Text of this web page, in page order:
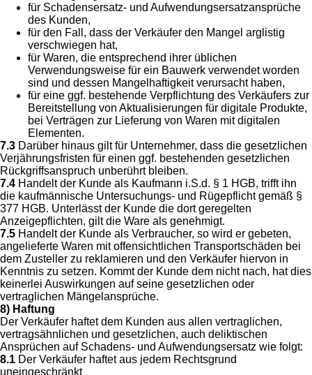
für Schadensersatz- und Aufwendungsersatzansprüche
des Kunden,
für den Fall, dass der Verkäufer den Mangel arglistig
verschwiegen hat,
für Waren, die entsprechend ihrer üblichen
Verwendungsweise für ein Bauwerk verwendet worden
sind und dessen Mangelhaftigkeit verursacht haben,
für eine ggf. bestehende Verpflichtung des Verkäufers zur
Bereitstellung von Aktualisierungen für digitale Produkte,
bei Verträgen zur Lieferung von Waren mit digitalen
Elementen.
7.3 Darüber hinaus gilt für Unternehmer, dass die gesetzlichen
Verjährungsfristen für einen ggf. bestehenden gesetzlichen
Rückgriffsanspruch unberührt bleiben.
7.4 Handelt der Kunde als Kaufmann i.S.d. § 1 HGB, trifft ihn
die kaufmännische Untersuchungs- und Rügepflicht gemäß §
377 HGB. Unterlässt der Kunde die dort geregelten
Anzeigepflichten, gilt die Ware als genehmigt.
7.5 Handelt der Kunde als Verbraucher, so wird er gebeten,
angelieferte Waren mit offensichtlichen Transportschäden bei
dem Zusteller zu reklamieren und den Verkäufer hiervon in
Kenntnis zu setzen. Kommt der Kunde dem nicht nach, hat dies
keinerlei Auswirkungen auf seine gesetzlichen oder
vertraglichen Mängelansprüche.
8) Haftung
Der Verkäufer haftet dem Kunden aus allen vertraglichen,
vertragsähnlichen und gesetzlichen, auch deliktischen
Ansprüchen auf Schadens- und Aufwendungsersatz wie folgt:
8.1 Der Verkäufer haftet aus jedem Rechtsgrund
uneingeschränkt